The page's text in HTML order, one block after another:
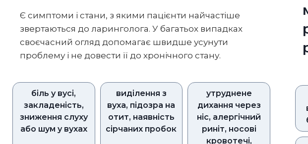
Є симптоми і стани, з якими пацієнти найчастіше
звертаються до ларинголога. У багатьох випадках
своєчасний огляд допомагає швидше усунути
проблему і не довести її до хронічного стану.
біль у вусі,
закладеність,
зниження слуху
або шум у вухах
виділення з
вуха, підозра на
отит, наявність
сірчаних пробок
утруднене
дихання через
ніс, алергічний
риніт, носові
кровотечі,